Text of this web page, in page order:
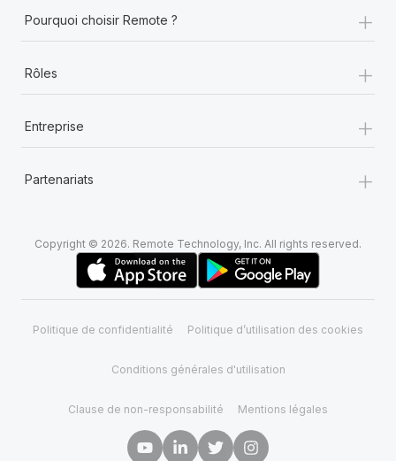
Pourquoi choisir Remote ? +
Rôles +
Entreprise +
Partenariats +
Copyright © 2026. Remote Technology, Inc. All rights reserved.
Politique de confidentialité Politique d’utilisation des cookies
Conditions générales d'utilisation
Clause de non-responsabilité Mentions légales